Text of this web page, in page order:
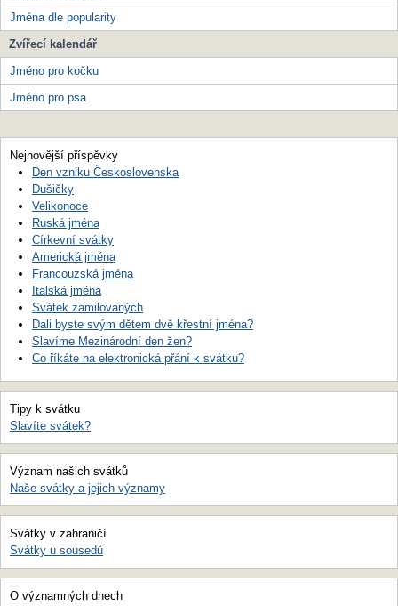
Jména dle popularity
Zvířecí kalendář
Jméno pro kočku
Jméno pro psa
Nejnovější příspěvky
Den vzniku Československa
Dušičky
Velikonoce
Ruská jména
Církevní svátky
Americká jména
Francouzská jména
Italská jména
Svátek zamilovaných
Dali byste svým dětem dvě křestní jména?
Slavíme Mezinárodní den žen?
Co říkáte na elektronická přání k svátku?
Tipy k svátku
Slavíte svátek?
Význam našich svátků
Naše svátky a jejich významy
Svátky v zahraničí
Svátky u sousedů
O významných dnech